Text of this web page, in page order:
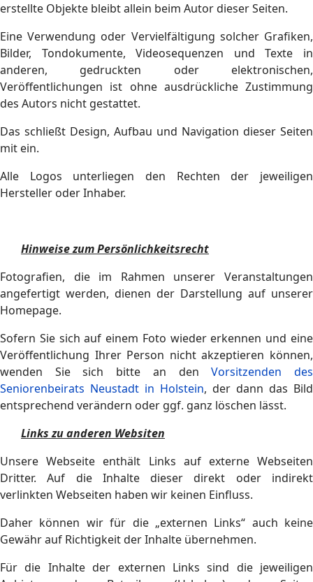
erstellte Objekte bleibt allein beim Autor dieser Seiten.
Eine Verwendung oder Vervielfältigung solcher Grafiken,
Bilder, Tondokumente, Videosequenzen und Texte in
anderen, gedruckten oder elektronischen,
Veröffentlichungen ist ohne ausdrückliche Zustimmung
des Autors nicht gestattet.
Das schließt Design, Aufbau und Navigation dieser Seiten
mit ein.
Alle Logos unterliegen den Rechten der jeweiligen
Hersteller oder Inhaber.
Hinweise zum Persönlichkeitsrecht
Fotografien, die im Rahmen unserer Veranstaltungen
angefertigt werden, dienen der Darstellung auf unserer
Homepage.
Sofern Sie sich auf einem Foto wieder erkennen und eine
Veröffentlichung Ihrer Person nicht akzeptieren können,
wenden Sie sich bitte an denVorsitzenden des
Seniorenbeirats Neustadt in Holstein, der dann das Bild
entsprechend verändern oder ggf. ganz löschen lässt.
Links zu anderen Websiten
Unsere Webseite enthält Links auf externe Webseiten
Dritter. Auf die Inhalte dieser direkt oder indirekt
verlinkten Webseiten haben wir keinen Einfluss.
Daher können wir für die „externen Links“ auch keine
Gewähr auf Richtigkeit der Inhalte übernehmen.
Für die Inhalte der externen Links sind die jeweiligen